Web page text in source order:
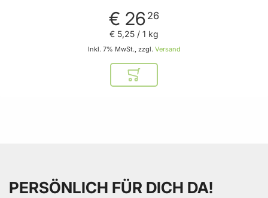
€ 26 26
Inkl. 7% MwSt., zzgl. Versand
€ 5,25 / 1 kg
In den Warenkorb
PERSÖNLICH FÜR DICH DA!